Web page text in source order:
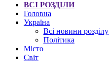
ВСІ РОЗДІЛИ
Головна
Україна
Всі новини розділу
Політика
Місто
Світ